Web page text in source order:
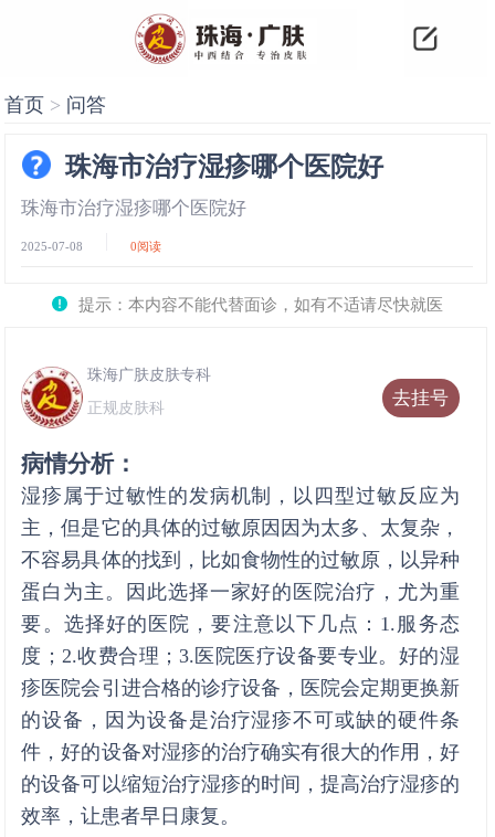
首页 > 问答
珠海市治疗湿疹哪个医院好
珠海市治疗湿疹哪个医院好
2025-07-08 0阅读
提示：本内容不能代替面诊，如有不适请尽快就医
去挂号
珠海广肤皮肤专科
正规皮肤科
病情分析：
湿疹属于过敏性的发病机制，以四型过敏反应为
主，但是它的具体的过敏原因因为太多、太复杂，
不容易具体的找到，比如食物性的过敏原，以异种
蛋白为主。因此选择一家好的医院治疗，尤为重
要。选择好的医院，要注意以下几点：1.服务态
度；2.收费合理；3.医院医疗设备要专业。好的湿
疹医院会引进合格的诊疗设备，医院会定期更换新
的设备，因为设备是治疗湿疹不可或缺的硬件条
件，好的设备对湿疹的治疗确实有很大的作用，好
的设备可以缩短治疗湿疹的时间，提高治疗湿疹的
效率，让患者早日康复。